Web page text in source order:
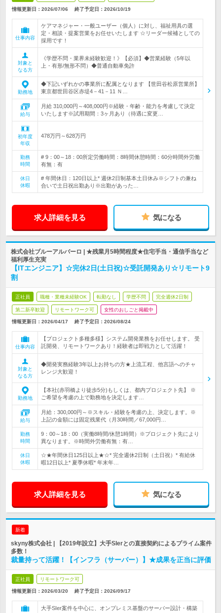
情報更新日：2026/07/06 終了予定日： 2026/10/19
仕事内容
ケアマネジャー・一般ユーザー（個人）に対し、福祉用具の選
定・相談・提案営業をお任せいたします ☆リーダー候補としての
採用です！
対象と
なる方
《学歴不問・業界未経験歓迎！》【必須】◆営業経験（5年以
上・有形/無形不問）◆普通自動車免許
勤務地
◆下記いずれかの事業所に配属となります 【世田谷松原営業所】
東京都世田谷区赤堤4－41－11 Ｎ…
給与
月給 310,000円～408,000円※経験・年齢・能力を考慮して決定
いたします※試用期間：3ヶ月あり（待遇に変更…
初年度
年収
478万円～628万円
勤務
時間
# 9：00～18：00所定労働時間：8時間休憩時間：60分時間外労働
有無：有
休日
休暇
# 年間休日：120日以上* 週休2日制基本土日休み※シフトの兼ね
合いで土日祝出勤あり※出勤があった…
求人詳細を見る 気になる
株式会社ブルーアルバーロ | ★残業月5時間程度★住宅手当・通信手当など
福利厚生充実
【ITエンジニア】☆完休2日(土日祝)☆受託開発あり☆リモート9
割
正社員 職種・業種未経験OK 転勤なし 学歴不問 完全週休2日制
第二新卒歓迎 リモートワーク可 女性のおしごと掲載中
情報更新日：2026/04/17 終了予定日： 2026/08/24
仕事内容
【プロジェクト多種多様】システム開発業務をお任せします。 受
託開発、リモートワークあり！経験者は即戦力として活躍！
対象と
なる方
◆開発実務経験3年以上お持ちの方★上流工程、他言語へのチャ
レンジ大歓迎！
勤務地
【本社(赤羽橋より徒歩5分)もしくは、都内プロジェクト先】 ※
ご希望を考慮の上で勤務地を決定します…
給与
月給：300,000円～※スキル・経験を考慮の上、決定します。※
上記の金額には固定残業代（月30時間／67,000円…
勤務
時間
9：00～18：00（実働8時間/休憩1時間）※プロジェクト先により
異なります。※時間外労働有無：有…
休日
休暇
☆★年間休日125日以上★☆* 完全週休2日制（土日祝）* 有給休
暇12日以上* 夏季休暇* 年末年…
求人詳細を見る 気になる
新着
skyny株式会社 | 【2019年設立】大手SIerとの直接契約によるプライム案件
多数！
裁量持って活躍！【インフラ（サーバー）】★成果を正当に評価
正社員 リモートワーク可
情報更新日：2026/03/20 終了予定日： 2026/09/17
大手SIer案件を中心に、オンプレミス基盤のサーバー設計・構築